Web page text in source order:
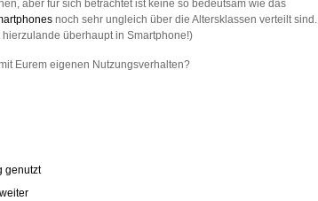
aber für sich betrachtet ist keine so bedeutsam wie das
noch sehr ungleich über die Altersklassen verteilt sind.
überhaupt in Smartphone!)
Eurem eigenen Nutzungsverhalten?
genutzt